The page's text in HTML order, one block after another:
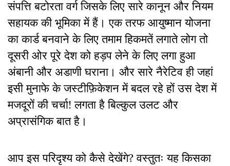
संपत्ति बटोरता वर्ग जिसके लिए सारे कानून और नियम
सहायक की भूमिका में हैं। एक तरफ आयुष्मान योजना
का कार्ड बनवाने के लिए तमाम हिकमतें लगाते लोग तो
दूसरी ओर पूरे देश को हड़प लेने के लिए लगा हुआ
अंबानी और अडाणी घराना। और सारे नैरेटिव ही जहां
इसी मुनाफे के जस्टीफ़िकेशन में बदल रहे हों उस देश में
मजदूरों की चर्चा! लगता है बिल्कुल उलट और
अप्रासंगिक बात है।
आप इस परिदृश्य को कैसे देखेंगे? वस्तुतः यह किसका